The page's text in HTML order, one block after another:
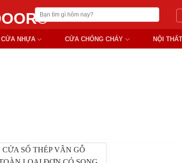
Tìm
kiếm:
CỬA NHỰA CỬA CHỐNG CHÁY NỘI THẤT